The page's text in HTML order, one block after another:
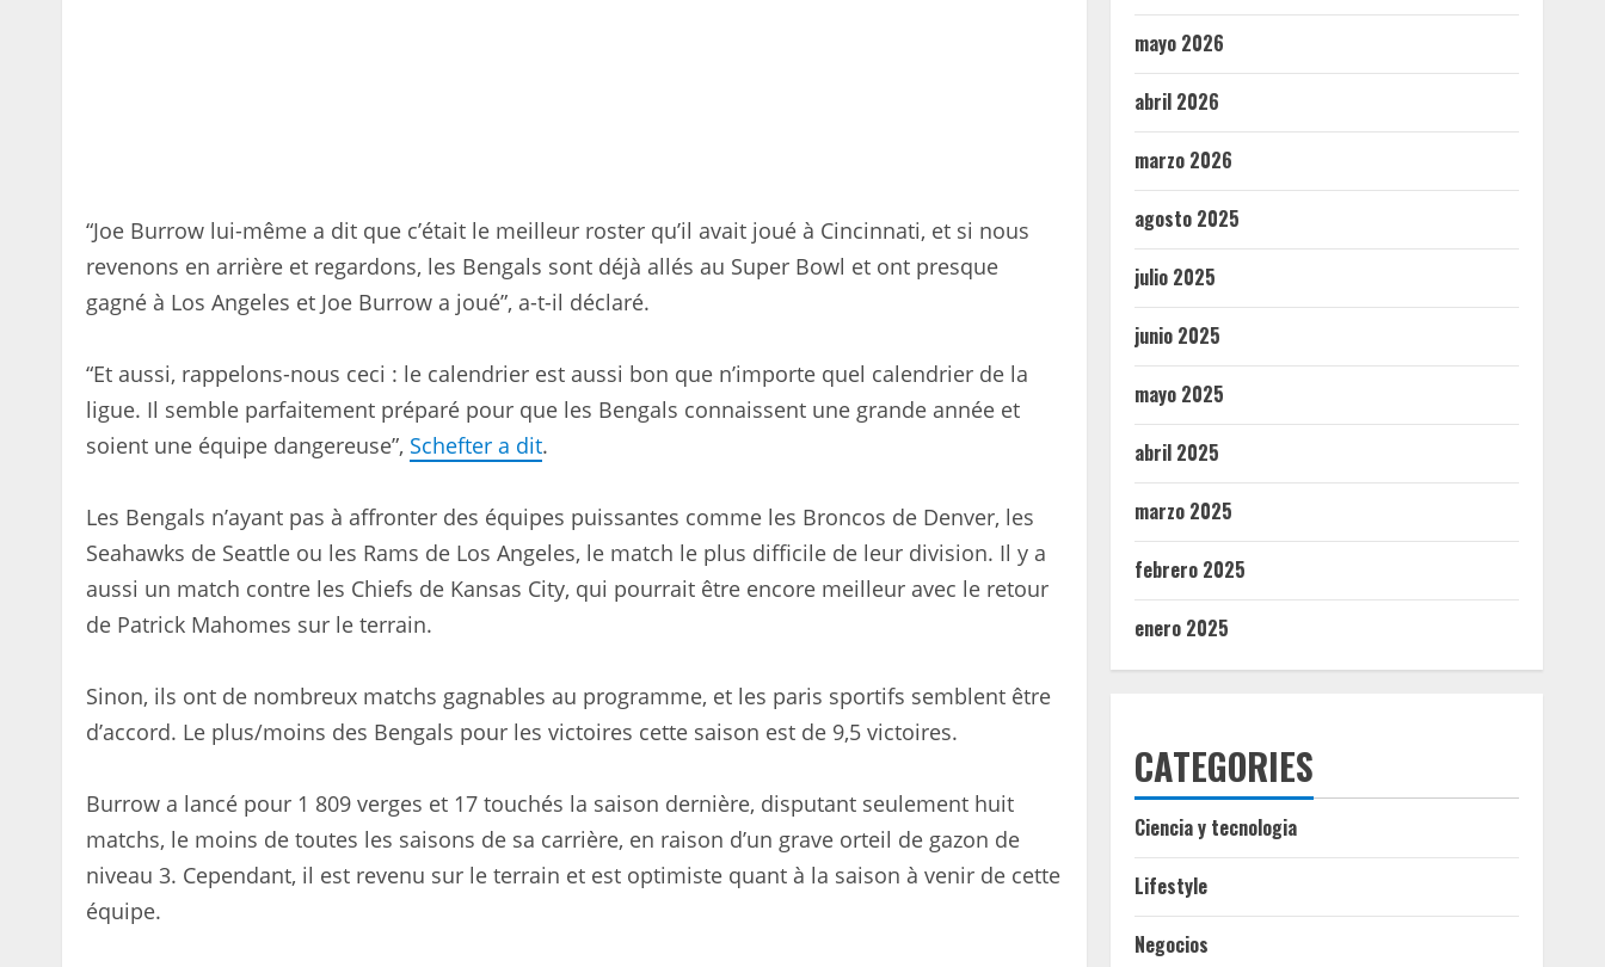
“Joe Burrow lui-même a dit que c’était le meilleur roster qu’il avait joué à Cincinnati, et si nous
revenons en arrière et regardons, les Bengals sont déjà allés au Super Bowl et ont presque
gagné à Los Angeles et Joe Burrow a joué”, a-t-il déclaré.
“Et aussi, rappelons-nous ceci : le calendrier est aussi bon que n’importe quel calendrier de la
ligue. Il semble parfaitement préparé pour que les Bengals connaissent une grande année et
soient une équipe dangereuse”, Schefter a dit.
Les Bengals n’ayant pas à affronter des équipes puissantes comme les Broncos de Denver, les
Seahawks de Seattle ou les Rams de Los Angeles, le match le plus difficile de leur division. Il y a
aussi un match contre les Chiefs de Kansas City, qui pourrait être encore meilleur avec le retour
de Patrick Mahomes sur le terrain.
Sinon, ils ont de nombreux matchs gagnables au programme, et les paris sportifs semblent être
d’accord. Le plus/moins des Bengals pour les victoires cette saison est de 9,5 victoires.
Burrow a lancé pour 1 809 verges et 17 touchés la saison dernière, disputant seulement huit
matchs, le moins de toutes les saisons de sa carrière, en raison d’un grave orteil de gazon de
niveau 3. Cependant, il est revenu sur le terrain et est optimiste quant à la saison à venir de cette
équipe.
mayo 2026
abril 2026
marzo 2026
agosto 2025
julio 2025
junio 2025
mayo 2025
abril 2025
marzo 2025
febrero 2025
enero 2025
CATEGORIES
Ciencia y tecnologia
Lifestyle
Negocios